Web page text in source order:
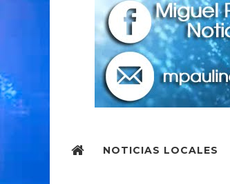
NOTICIAS LOCALES